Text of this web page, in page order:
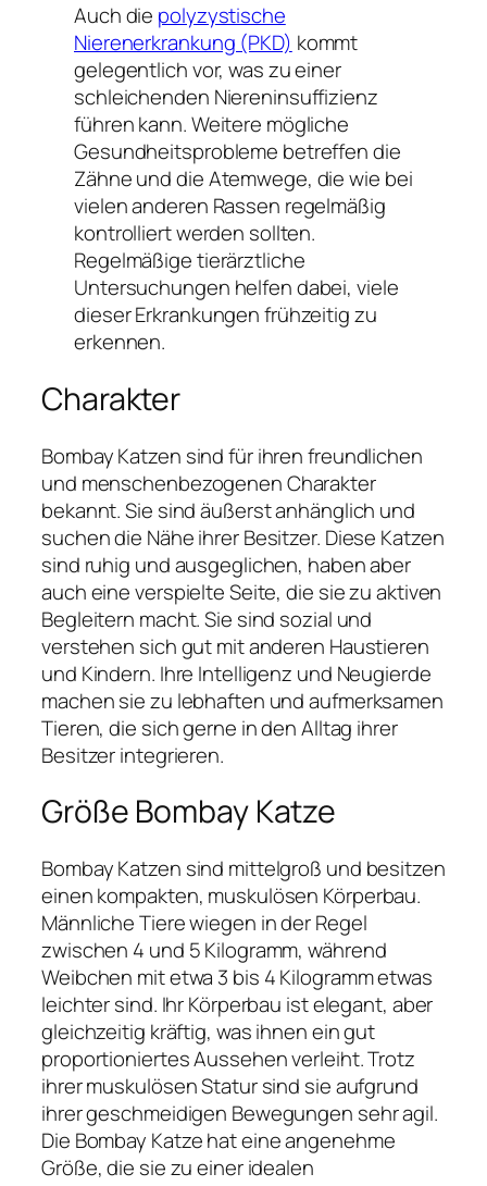
Auch die polyzystische
Nierenerkrankung (PKD) kommt
gelegentlich vor, was zu einer
schleichenden Niereninsuffizienz
führen kann. Weitere mögliche
Gesundheitsprobleme betreffen die
Zähne und die Atemwege, die wie bei
vielen anderen Rassen regelmäßig
kontrolliert werden sollten.
Regelmäßige tierärztliche
Untersuchungen helfen dabei, viele
dieser Erkrankungen frühzeitig zu
erkennen.
Charakter
Bombay Katzen sind für ihren freundlichen
und menschenbezogenen Charakter
bekannt. Sie sind äußerst anhänglich und
suchen die Nähe ihrer Besitzer. Diese Katzen
sind ruhig und ausgeglichen, haben aber
auch eine verspielte Seite, die sie zu aktiven
Begleitern macht. Sie sind sozial und
verstehen sich gut mit anderen Haustieren
und Kindern. Ihre Intelligenz und Neugierde
machen sie zu lebhaften und aufmerksamen
Tieren, die sich gerne in den Alltag ihrer
Besitzer integrieren.
Größe Bombay Katze
Bombay Katzen sind mittelgroß und besitzen
einen kompakten, muskulösen Körperbau.
Männliche Tiere wiegen in der Regel
zwischen 4 und 5 Kilogramm, während
Weibchen mit etwa 3 bis 4 Kilogramm etwas
leichter sind. Ihr Körperbau ist elegant, aber
gleichzeitig kräftig, was ihnen ein gut
proportioniertes Aussehen verleiht. Trotz
ihrer muskulösen Statur sind sie aufgrund
ihrer geschmeidigen Bewegungen sehr agil.
Die Bombay Katze hat eine angenehme
Größe, die sie zu einer idealen